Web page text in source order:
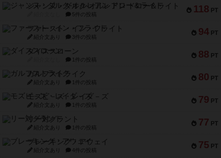
118 PT
ジャンヌ・ダルク-オルレアン ドロー＆ライト
5件の投稿
94 PT
ファースト・イン・フライト
紹介文あり 3件の投稿
88 PT
ダイススローン
1件の投稿
80 PT
ガルフストライク
紹介文あり 1件の投稿
79 PT
モズビ－ズ・レイダ－ズ
紹介文あり 1件の投稿
77 PT
リー対グラント
紹介文あり 1件の投稿
75 PT
ブレーキング・アウェイ
紹介文あり 4件の投稿